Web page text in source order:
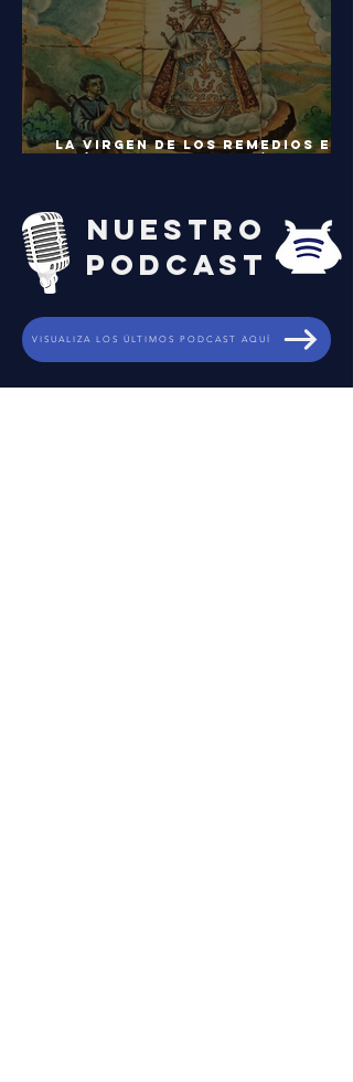
La virgen de los Remedios en
NUESTRO
PODCAST
VISUALIZA LOS ÚLTIMOS PODCAST AQUÍ